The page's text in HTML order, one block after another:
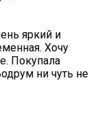
яркий и
Хочу
Покупала
ни чуть не